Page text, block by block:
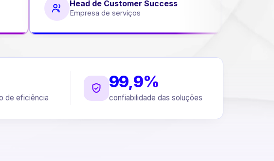
Head de Customer Success
Empresa de serviços
de eficiência
99,9%
confiabilidade das soluções